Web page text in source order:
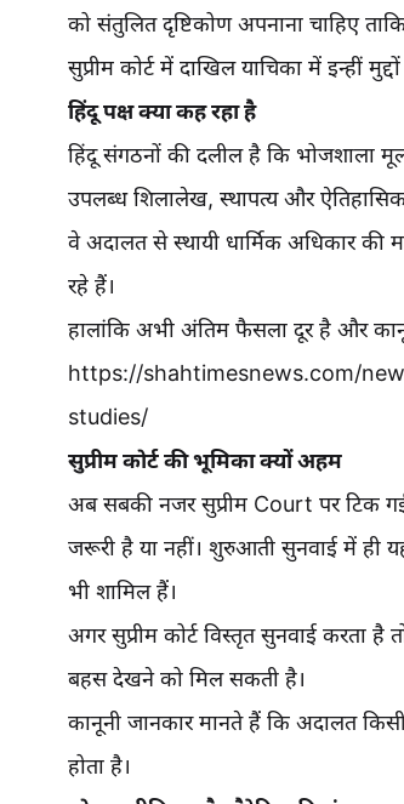
को संतुलित दृष्टिकोण अपनाना चाहिए
सुप्रीम कोर्ट में दाखिल याचिका में इन्हीं
हिंदू पक्ष क्या कह रहा है
हिंदू संगठनों की दलील है कि भोजशाला
उपलब्ध शिलालेख, स्थापत्य और
वे अदालत से स्थायी धार्मिक अधिकार
रहे हैं।
हालांकि अभी अंतिम फैसला दूर है और
https://shahtimesnews.com/
studies/
सुप्रीम कोर्ट की भूमिका क्यों अहम
अब सबकी नजर सुप्रीम Court पर टिक
जरूरी है या नहीं। शुरुआती सुनवाई में ही
भी शामिल हैं।
अगर सुप्रीम कोर्ट विस्तृत सुनवाई करता
बहस देखने को मिल सकती है।
कानूनी जानकार मानते हैं कि अदालत
होता है।